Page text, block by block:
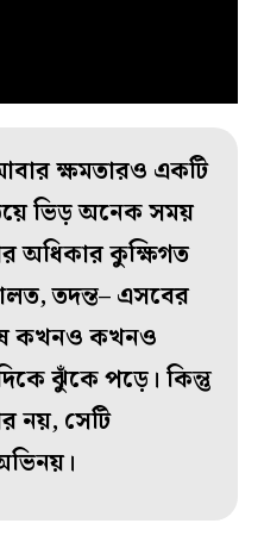
ক্ষমতারও একটি
ভিড় অনেক সময়
অধিকার কুক্ষিগত
তদন্ত– এসবের
কখনও কখনও
ঝুঁকে পড়ে। কিন্তু
নয়, সেটি